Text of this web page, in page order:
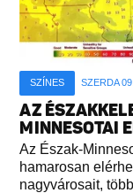
SZÍNES SZERDA
AZ
MINNESOTAI
Az Észak-
hamarosan
nagyvárosait,